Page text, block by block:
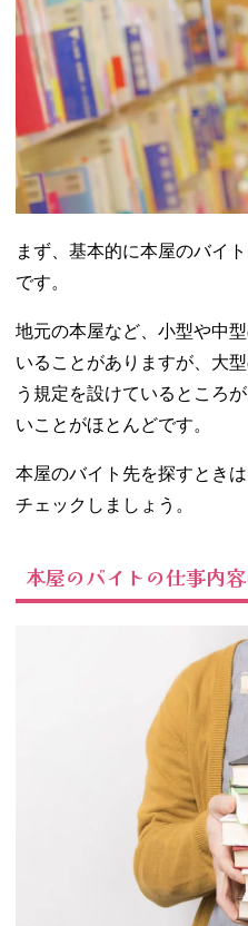
探し方
− ネット・
SNS
− フリーペ
ーパー
− 店頭の張
り紙
05. 高校生が本屋
ときのポイント
− バイト先
の雰囲気
− 働く時間
06. 本屋でバイト
は、まず条件に
合う場所を探そ
う！
まず、基本的に本屋のバイ
です。
地元の本屋など、小型や中
いることがありますが、大
う規定を設けているところ
いことがほとんどです。
本屋のバイト先を探すとき
チェックしましょう。
本屋のバイトの仕事内容